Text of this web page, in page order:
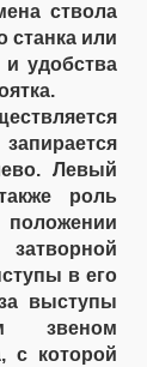
ствола
станка или
и удобства
Левый
роль
в его
выступы
звеном
с которой